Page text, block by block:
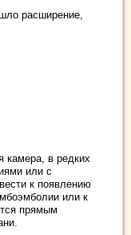
расширение,
камера, в редких
или с
к появлению
или к
прямым